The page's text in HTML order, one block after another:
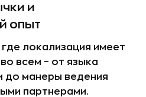
и
опыт
локализация имеет
всем – от языка
до манеры ведения
партнерами.